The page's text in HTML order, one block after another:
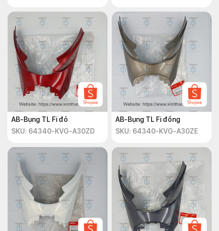
AB-Bụng TL Fi đỏ
SKU: 64340-KVG-A30ZD
AB-Bụng TL Fi đồng
SKU: 64340-KVG-A30ZE